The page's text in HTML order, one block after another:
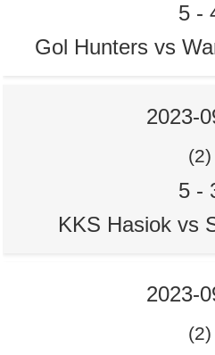
5 -
Gol Hunters vs
2023-
(2)
5 -
KKS Hasiok vs
2023-
(2)